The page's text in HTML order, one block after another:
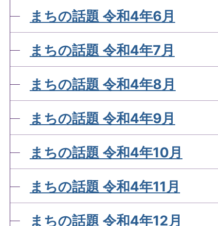
まちの話題 令和4年6月
まちの話題 令和4年7月
まちの話題 令和4年8月
まちの話題 令和4年9月
まちの話題 令和4年10月
まちの話題 令和4年11月
まちの話題 令和4年12月